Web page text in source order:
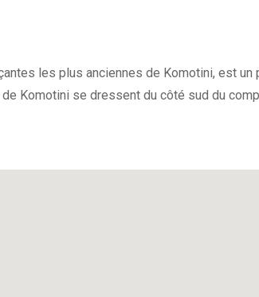
les plus anciennes de Komotini, est
Komotini se dressent du côté sud du